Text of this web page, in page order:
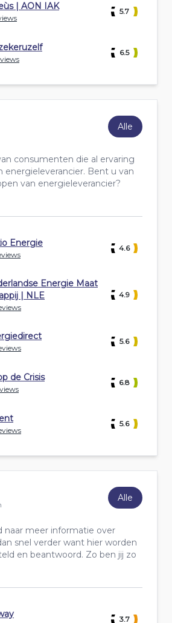
| AON IAK 5.7
6.5
Alle
consumenten die al ervaring
energieleverancier. Bent u van
van energieleverancier?
Energie 4.6
Energie Maat
| NLE
4.9
5.6
de Crisis 6.8
5.6
Alle
naar meer informatie over
snel verder want hier worden
en beantwoord. Zo ben jij zo
3.7